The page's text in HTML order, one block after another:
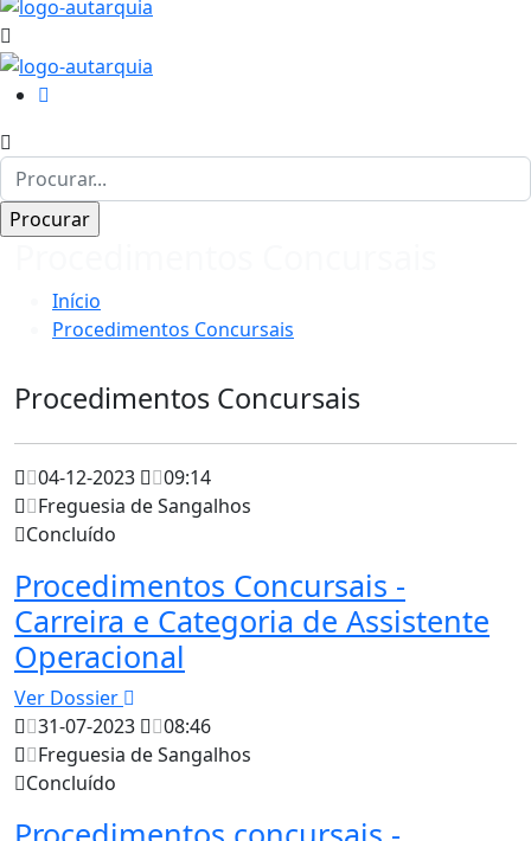
Início
Procedimentos Concursais
Procedimentos Concursais
04-12-2023
09:14
Freguesia de Sangalhos
Concluído
Procedimentos Concursais -
Carreira e Categoria de Assistente
Operacional
Ver Dossier
31-07-2023
08:46
Freguesia de Sangalhos
Concluído